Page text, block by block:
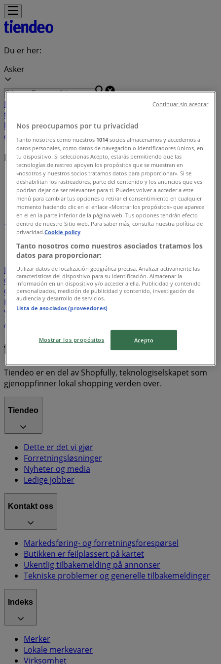
Du er her:
Asker
Featured Hjem og møblerKlær, sko og
tilbehør
hageBarn og lekerHelse og skjønnhet
caféerBøker og kontorBil og motor
Butikker i nærheten
Tiendeo i Asker»
Butikkindeks i Asker
1 345
18
Spar
Coop Extra Europris
Kiwi
Bunnpris Obs Rusta Joker
Vinmonopolet
Coop Mega
Obs Bygg Jula Plantasjen
Eurospar
Coop Prix
JYSK Biltema Sparkjøp
Hageland
Felleskjøpet
Gerry Weber
Yorker
Storcash Megaflis
Apotek 1
Princess
Sport Outlet
Tiendeo er en del av Shopfully, teknologiselskapet som
gjenoppfinner lokal shopping verden over.
Tiendeo
Dette er det vi gjør
Forretningsløsninger
Nyheter og media
Ledige jobber
Kontakt oss
Markedsføring- og forretningsforespørsel
Butikken er feilplassert på kartet
Ukentlig tilbakemelding på annonser
Tekniske problemer og generelle tilbakemeldinger
Indeks
Merker
Lokale merkevarer
Virksomhet
Nos preocupamos por tu privacidad
Tanto nosotros como nuestros 1014 socios almacenamos y accedemos a
datos personales, como datos de navegación o identificadores únicos, en
tu dispositivo. Si seleccionas Acepto, estarás permitiendo que las
tecnologías de rastreo apoyen los propósitos que se muestran en
«nosotros y nuestros socios tratamos datos para proporcionar». Si se
deshabilitan los rastreadores, parte del contenido y los anuncios que ves
podrían dejar de ser relevantes para ti. Puedes volver a acceder a este
menú para cambiar tus opciones o retirar el consentimiento en cualquier
momento haciendo clic en el enlace «Mostrar los propósitos» que aparece
en el en la parte inferior de la página web. Tus opciones tendrán efecto
dentro de nuestro Sitio web. Para saber más, consulta nuestra política de
privacidad.Cookie policy
Tanto nosotros como nuestros asociados tratamos los
datos para proporcionar:
Utilizar datos de localización geográfica precisa. Analizar activamente las
características del dispositivo para su identificación. Almacenar la
información en un dispositivo y/o acceder a ella. Publicidad y contenido
personalizados, medición de publicidad y contenido, investigación de
audiencia y desarrollo de servicios.
Lista de asociados (proveedores)
Mostrar los propósitos Acepto
Continuar sin aceptar